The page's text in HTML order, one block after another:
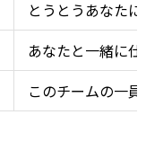
とうとうあなた
あなたと一緒に
このチームの一